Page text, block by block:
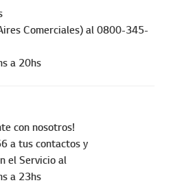
Comerciales) al 0800-345-
a 20hs
con nosotros!
a tus contactos y
el Servicio al
a 23hs